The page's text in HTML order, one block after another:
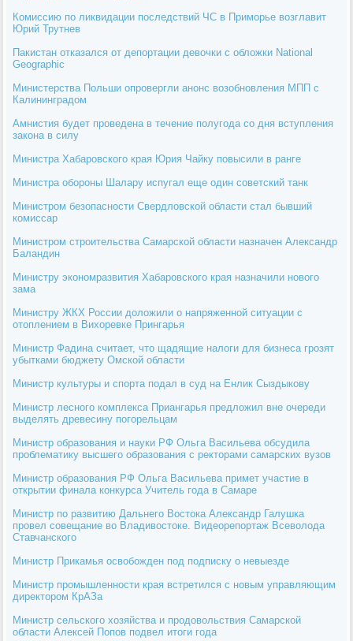
Комиссию по ликвидации последствий ЧС в Приморье возглавит
Юрий Трутнев
Пакистан отказался от депортации девочки с обложки National
Geographic
Министерства Польши опровергли анонс возобновления МПП с
Калининградом
Амнистия будет проведена в течение полугода со дня вступления
закона в силу
Министра Хабаровского края Юрия Чайку повысили в ранге
Министра обороны Шалару испугал еще один советский танк
Министром безопасности Свердловской области стал бывший
комиссар
Министром строительства Самарской области назначен Александр
Баландин
Министру экономразвития Хабаровского края назначили нового
зама
Министру ЖКХ России доложили о напряженной ситуации с
отоплением в Вихоревке Прингарья
Министр Фадина считает, что щадящие налоги для бизнеса грозят
убытками бюджету Омской области
Министр культуры и спорта подал в суд на Енлик Сыздыкову
Министр лесного комплекса Приангарья предложил вне очереди
выделять древесину погорельцам
Министр образования и науки РФ Ольга Васильева обсудила
проблематику высшего образования с ректорами самарских вузов
Министр образования РФ Ольга Васильева примет участие в
открытии финала конкурса Учитель года в Самаре
Министр по развитию Дальнего Востока Александр Галушка
провел совещание во Владивостоке. Видеорепортаж Всеволода
Ставчанского
Министр Прикамья освобожден под подписку о невыезде
Министр промышленности края встретился с новым управляющим
директором КрАЗа
Министр сельского хозяйства и продовольствия Самарской
области Алексей Попов подвел итоги года